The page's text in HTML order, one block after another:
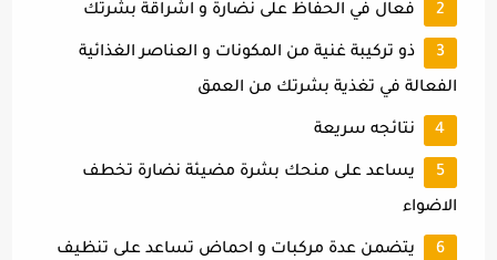
فعال في الحفاظ على نضارة و اشراقة بشرتك
ذو تركيبة غنية من المكونات و العناصر الغذائية
الفعالة في تغذية بشرتك من العمق
نتائجه سريعة
يساعد على منحك بشرة مضيئة نضارة تخطف
الاضواء
يتضمن عدة مركبات و احماض تساعد على تنظيف